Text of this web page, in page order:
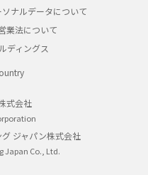
ナルデータについて
業法について
ディングス
式会社
ジャパン株式会社
Japan Co., Ltd.